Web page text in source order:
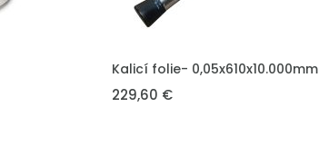
VLOŽIT DO KOŠÍKU
Kalicí folie- 0,05x610x10.000mm
229,60 €